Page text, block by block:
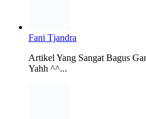
Fani Tjandra
Artikel Yang Sangat Bagus
Yahh ^^...